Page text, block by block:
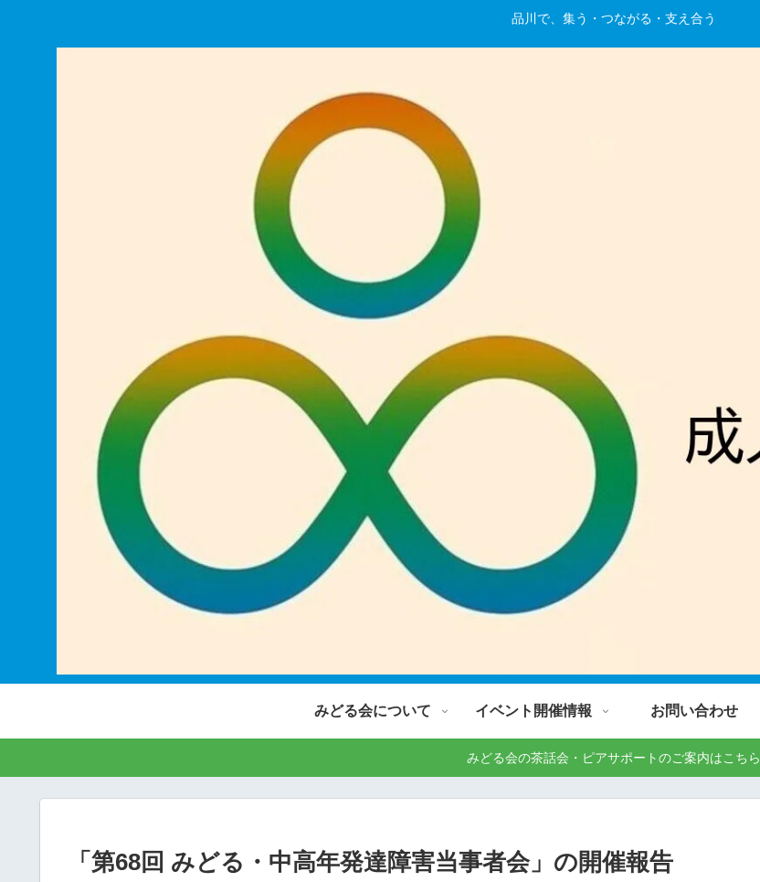
品川で、集う・つながる・支え合う
みどる会について イベント開催情報 お問い合わせ
みどる会の茶話会・ピアサポートのご案内はこちら
「第68回 みどる・中高年発達障害当事者会」の開催報告